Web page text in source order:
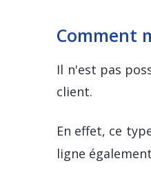
Comment
Il n'est pas
client.
En effet, ce
ligne